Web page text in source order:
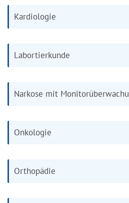
Kardiologie
Labortierkunde
Narkose mit
Onkologie
Orthopädie